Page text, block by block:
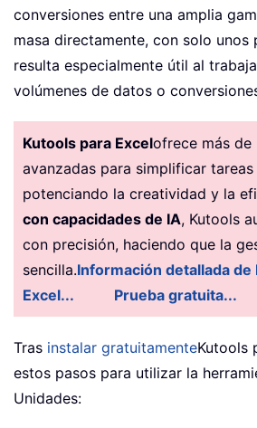
conversiones entre una amplia
masa directamente, con solo unos
resulta especialmente útil al
volúmenes de datos o
Kutools para Excelofrece más
avanzadas para simplificar
potenciando la creatividad y la
con capacidades de IA, Kutools
con precisión, haciendo que la
sencilla.Información detallada de
Excel...
Prueba gratuita...
Tras instalar gratuitamenteKutools
estos pasos para utilizar la
Unidades: